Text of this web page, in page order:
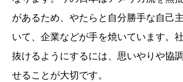
があるため、やたらと自分勝手な自己
いて、企業などが手を焼いています。
抜けるようにするには、思いやりや協
せることが大切です。